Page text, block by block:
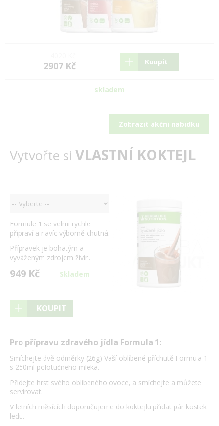
2907 Kč Koupit
skladem
Zobrazit akční nabídku
Vytvořte si VLASTNÍ KOKTEJL
Formule 1 se velmi rychle
připraví a navíc výborně chutná.
Přípravek je bohatým a
vyváženým zdrojem živin.
949 Kč Skladem
KOUPIT
Pro přípravu zdravého jídla Formula 1:
Smíchejte dvě odměrky (26g) Vaší oblíbené příchutě Formula 1
s 250ml polotučného mléka.
Přidejte hrst svého oblíbeného ovoce, a smíchejte a můžete
servírovat.
V letních měsících doporučujeme do koktejlu přidat pár kostek
ledu.